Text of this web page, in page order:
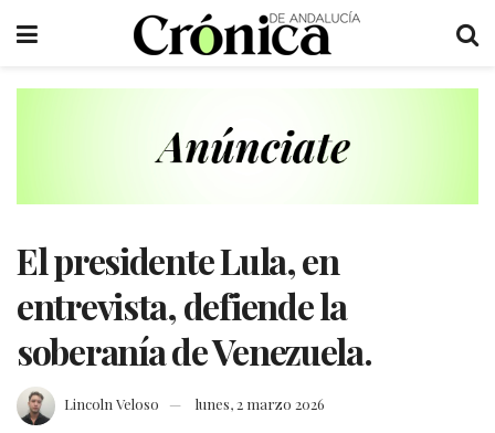
El presidente Lula, en
entrevista, defiende la
soberanía de Venezuela.
Lincoln Veloso lunes, 2 marzo 2026